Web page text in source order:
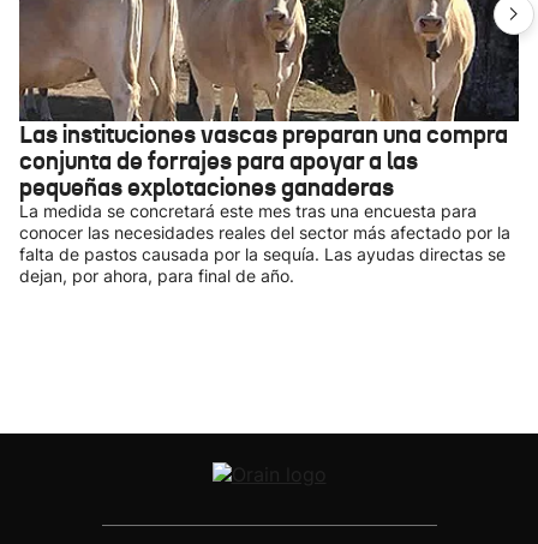
Las instituciones vascas preparan una compra
conjunta de forrajes para apoyar a las
pequeñas explotaciones ganaderas
La medida se concretará este mes tras una encuesta para
conocer las necesidades reales del sector más afectado por la
falta de pastos causada por la sequía. Las ayudas directas se
dejan, por ahora, para final de año.